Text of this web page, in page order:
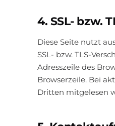
4. SSL- bzw.
Diese Seite nutzt
SSL- bzw. TLS-
Adresszeile des
Browserzeile. Bei
Dritten mitgelesen